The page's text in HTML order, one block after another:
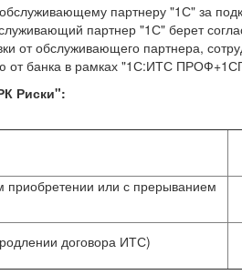
партнеру "1С" за
партнер "1С" берет
от обслуживающего партнера,
от банка в рамках "1С:ИТС
Риски":
приобретении или с прерыванием
договора ИТС)